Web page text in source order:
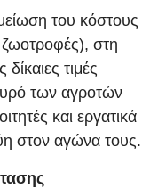
του κόστους
στη
τιμές
των αγροτών
και εργατικά
στον αγώνα τους.